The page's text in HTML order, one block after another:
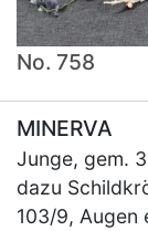
No. 758
MINERVA
Junge, gem.
dazu
103/9, Augen